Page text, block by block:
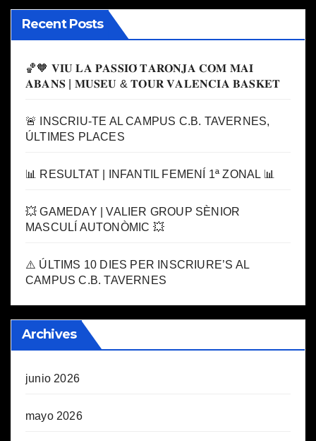
Recent Posts
🏀🧡 𝐕𝐈𝐔 𝐋𝐀 𝐏𝐀𝐒𝐒𝐈𝐎́ 𝐓𝐀𝐑𝐎𝐍𝐉𝐀 𝐂𝐎𝐌 𝐌𝐀𝐈
𝐀𝐁𝐀𝐍𝐒 | 𝐌𝐔𝐒𝐄𝐔 & 𝐓𝐎𝐔𝐑 𝐕𝐀𝐋𝐄𝐍𝐂𝐈𝐀 𝐁𝐀𝐒𝐊𝐄𝐓
🚨 INSCRIU-TE AL CAMPUS C.B. TAVERNES,
ÚLTIMES PLACES
📊 RESULTAT | INFANTIL FEMENÍ 1ª ZONAL 📊
💥 GAMEDAY | VALIER GROUP SÈNIOR
MASCULÍ AUTONÒMIC 💥
⚠️ ÚLTIMS 10 DIES PER INSCRIURE’S AL
CAMPUS C.B. TAVERNES
Archives
junio 2026
mayo 2026